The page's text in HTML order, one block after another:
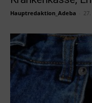
Hauptredaktion_Adeba